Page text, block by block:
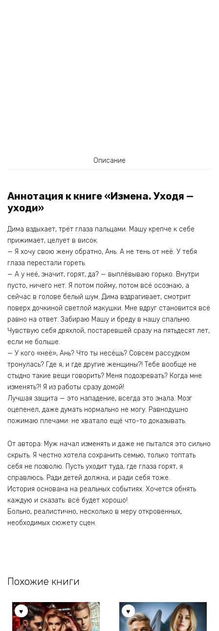
Описание
Аннотация к книге «Измена. Уходя —
уходи»
Дима вздыхает, трёт глаза пальцами. Машу крепче к себе
прижимает, целует в висок.
— Я хочу свою жену обратно, Ань. А не тень от неё. У тебя
глаза перестали гореть.
— А у неё, значит, горят, да? — выплёвываю горько. Внутри
пусто, ничего нет. Я потом пойму, потом всё осознаю, а
сейчас в голове белый шум. Дима вздрагивает, смотрит
поверх дочкиной светлой макушки. Мне вдруг становится всё
равно на ответ. Забираю Машу и бреду в нашу спальню.
Чувствую себя дряхлой, постаревшей сразу на пятьдесят лет,
если не больше.
— У кого «неё», Ань? Что ты несёшь? Совсем рассудком
тронулась? Где я, и где другие женщины?! Тебе вообще не
стыдно такие вещи говорить? Меня подозревать? Когда мне
изменять?! Я из работы сразу домой!
Лучшая защита — это нападение, всегда это знала. Мозг
оцепенел, даже думать нормально не могу. Равнодушно
пожимаю плечами: не хватало ещё что-то доказывать.
От автора: Муж начал изменять и даже не пытался это сильно
скрыть. Я честно хотела сохранить семью, только топтать
себя не позволю. Пусть уходит туда, где глаза горят, я
справлюсь. Ради детей должна, и ради себя тоже.
История основана на реальных событиях. Хочется обнять
каждую и сказать: всё будет хорошо!
Больно, реалистично, несколько в меру откровенных,
необходимых сюжету сцен.
Похожие книги